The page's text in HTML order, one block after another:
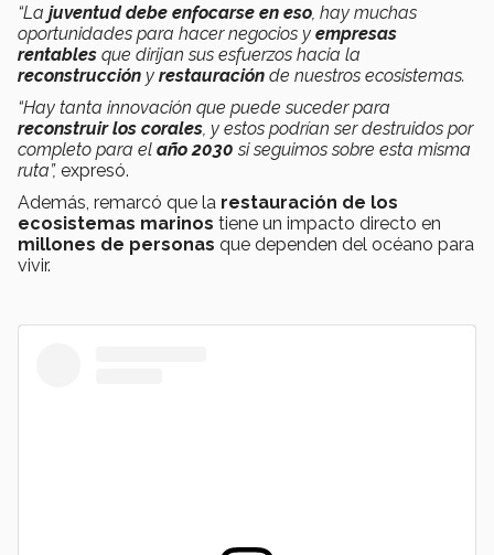
“La juventud debe enfocarse en eso, hay muchas
oportunidades para hacer negocios y empresas
rentables que dirijan sus esfuerzos hacia la
reconstrucción y restauración de nuestros ecosistemas.
“Hay tanta innovación que puede suceder para
reconstruir los corales, y estos podrían ser destruidos por
completo para el año 2030 si seguimos sobre esta misma
ruta”, expresó.
Además, remarcó que la restauración de los
ecosistemas marinos tiene un impacto directo en
millones de personas que dependen del océano para
vivir.